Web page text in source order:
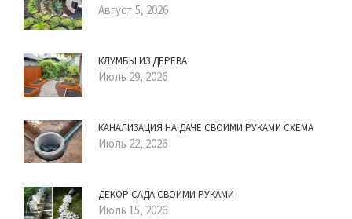
Август 5, 2026
КЛУМБЫ ИЗ ДЕРЕВА
Июль 29, 2026
КАНАЛИЗАЦИЯ НА ДАЧЕ СВОИМИ РУКАМИ СХЕМА
Июль 22, 2026
ДЕКОР САДА СВОИМИ РУКАМИ
Июль 15, 2026